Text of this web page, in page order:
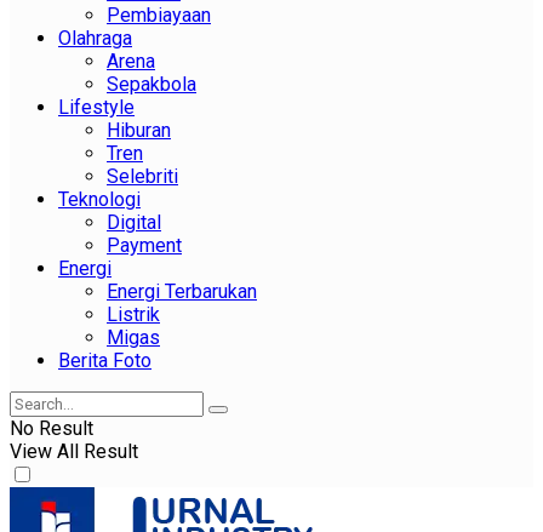
Pembiayaan
Olahraga
Arena
Sepakbola
Lifestyle
Hiburan
Tren
Selebriti
Teknologi
Digital
Payment
Energi
Energi Terbarukan
Listrik
Migas
Berita Foto
No Result
View All Result